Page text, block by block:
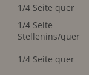
1/4 Seite quer
1/4 Seite
Stellenins/quer
1/4 Seite quer